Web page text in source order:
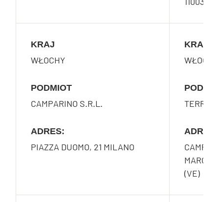
KRAJ
WŁOCHY
KRAJ
WŁOCHY
PODMIOT
CAMPARINO S.R.L.
ADRES:
PIAZZA DUOMO, 21 MILANO
ADRES:
CAMPO
MARCO
(VE)